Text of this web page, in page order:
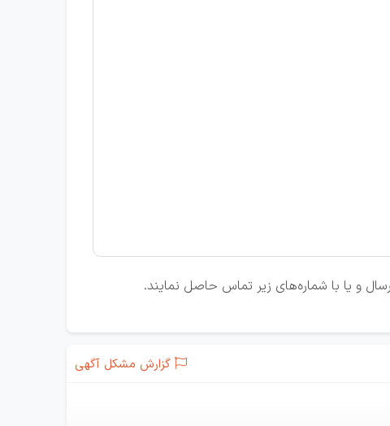
و یا با شماره‌های زیر تماس حاصل نمایند.
گزارش مشکل آگهی